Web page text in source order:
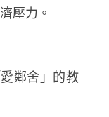
壓力。